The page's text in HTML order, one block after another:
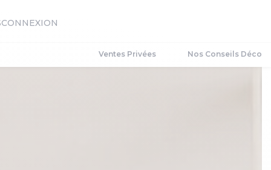
CONNEXION
Ventes Privées Nos Conseils Déco